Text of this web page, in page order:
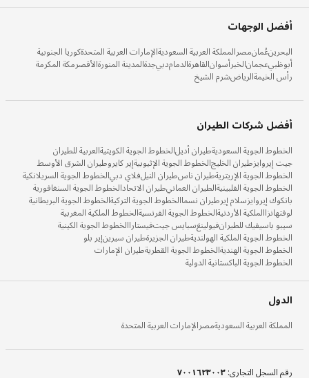
أفضل الوجهات
البحرينعُمانمصرالمملكة العربية السعوديةالإمارات العربية المتحدةكوريا الجنوبية
أبوظبيعجمانالخبرأسوانالقاهرةالدمامدبيجدةالمدينة المنورةالأقصرمكة المكرمة
رأس الخيمةالرياضشرم الشيخ
أفضل شركات الطيران
الخطوط الجوية السعوديةطيران أديلالخطوط الجوية الكويتيةالعربية للطيران
جيت إيروايزطيران الخليجالخطوط الجوية الإثيوبيةإير كايروطيران الشرق الأوسط
الخطوط الجوية الإريتريةطيران ناسطيران النيلفلاي دبيالخطوط الجوية السريلانكية
الخطوط الجوية الفلبينيةالطيران العمانيطيران الاتحادالخطوط الجوية السنغافورية
بانكوك إيروايزسلام إيرطيران نسماالخطوط الجوية التركيةالخطوط الجوية البريطانية
لوفتهانزاالملكية الأردنيةالخطوط الجوية الفرنسيةالخطوط الملكية المغربية
سيبو باسيفيك للطيرانفيولينغسبايس جيتفيستاراالخطوط الجوية الكينية
الخطوط الجوية الملكية الهولنديةطيران الجزيرةطيران سيرينإير بلو
الخطوط الجوية الهنديةالخطوط الجوية القطريةطيران الإمارات
الخطوط الجوية الباكستانية الدولية
الدول
المملكة العربية السعوديةمصرالإمارات العربية المتحدة
رقم السجل التجاري:٧٠٠١٦٢٣٠٠٣